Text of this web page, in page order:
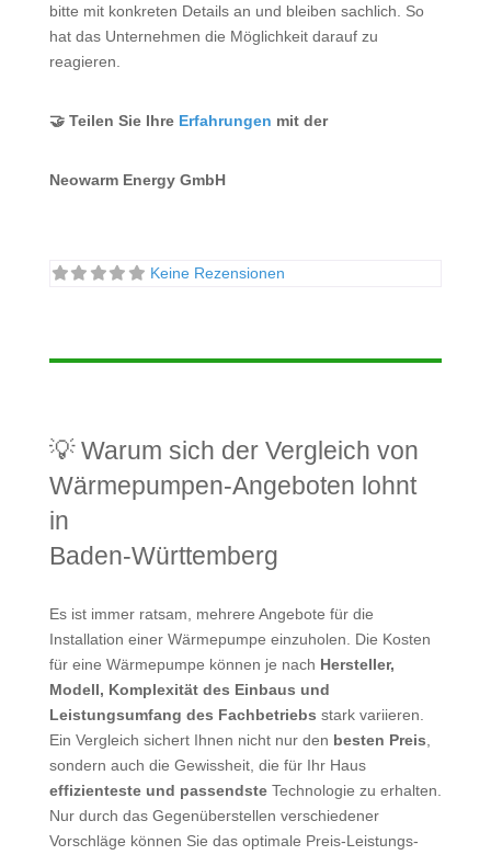
bitte mit konkreten Details an und bleiben sachlich. So
hat das Unternehmen die Möglichkeit darauf zu
reagieren.
🤝 Teilen Sie Ihre Erfahrungen mit der
Neowarm Energy GmbH
Keine Rezensionen
💡 Warum sich der Vergleich von
Wärmepumpen-Angeboten lohnt
in
Baden-Württemberg
Es ist immer ratsam, mehrere Angebote für die
Installation einer Wärmepumpe einzuholen. Die Kosten
für eine Wärmepumpe können je nach Hersteller,
Modell, Komplexität des Einbaus und
Leistungsumfang des Fachbetriebs stark variieren.
Ein Vergleich sichert Ihnen nicht nur den besten Preis
sondern auch die Gewissheit, die für Ihr Haus
effizienteste und passendsteTechnologie zu erhalten.
Nur durch das Gegenüberstellen verschiedener
Vorschläge können Sie das optimale Preis-Leistungs-